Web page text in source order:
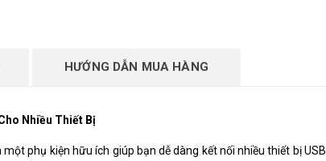
HƯỚNG DẪN MUA HÀNG
Nhiều Thiết Bị
phụ kiện hữu ích giúp bạn dễ dàng kết nối nhiều thiết bị USB